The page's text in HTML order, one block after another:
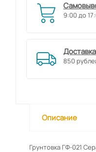
9:00 до
Доставка
850
Описание
Грунтовка ГФ-021